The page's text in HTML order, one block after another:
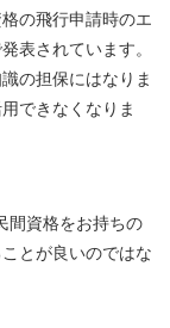
の飛行申請時のエ
表されています。
の担保にはなりま
できなくなりま
間資格をお持ちの
とが良いのではな